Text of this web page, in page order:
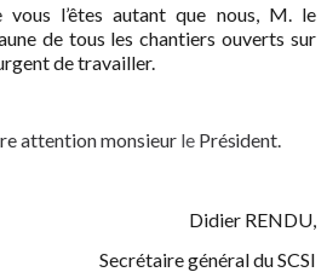
vous l’êtes autant que nous, M. le
de tous les chantiers ouverts sur
de travailler.
attention monsieur le Président.
Didier RENDU,
Secrétaire général du SCSI